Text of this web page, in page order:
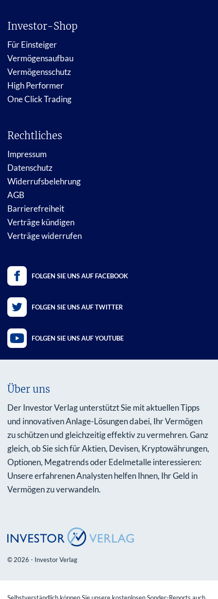
Investor-Shop
Für Einsteiger
Vermögensaufbau
Vermögensschutz
High Performer
One Click Trading
Rechtliches
Impressum
Datenschutz
Widerrufsbelehrung
AGB
Barrierefreiheit
Verträge kündigen
Verträge widerrufen
FOLGEN SIE UNS AUF FACEBOOK
FOLGEN SIE UNS AUF TWITTER
FOLGEN SIE UNS AUF YOUTUBE
Über uns
Der Investor Verlag unterstützt Sie mit aktuellen Tipps
und innovativen Anlage-Lösungen dabei, Ihr Vermögen
zu schützen und gleichzeitig effektiv zu vermehren. Ganz
gleich, ob Sie sich für Aktien, Devisen, Kryptowährungen,
Optionen, Megatrends oder Edelmetalle interessieren:
Unsere erfahrenen Analysten helfen Ihnen, Ihr Geld in
Vermögen zu verwandeln.
© 2026 - Investor Verlag